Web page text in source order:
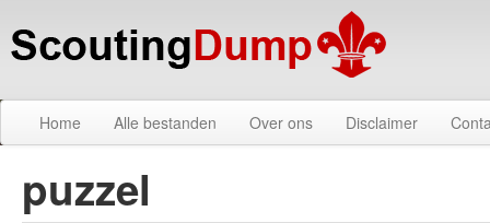
Home Alle bestanden Over ons Disclaimer
puzzel